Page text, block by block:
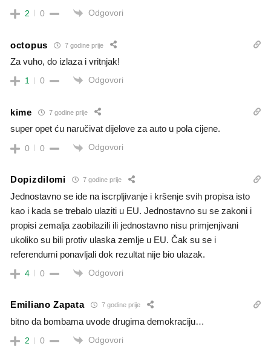
2 0 Odgovori
octopus 7 godine prije
Za vuho, do izlaza i vritnjak!
1 0 Odgovori
kime 7 godine prije
super opet ću naručivat dijelove za auto u pola cijene.
0 0 Odgovori
Dopizdilomi 7 godine prije
Jednostavno se ide na iscrpljivanje i kršenje svih propisa isto
kao i kada se trebalo ulaziti u EU. Jednostavno su se zakoni i
propisi zemalja zaobilazili ili jednostavno nisu primjenjivani
ukoliko su bili protiv ulaska zemlje u EU. Čak su se i
referendumi ponavljali dok rezultat nije bio ulazak.
4 0 Odgovori
Emiliano Zapata 7 godine prije
bitno da bombama uvode drugima demokraciju…
2 0 Odgovori